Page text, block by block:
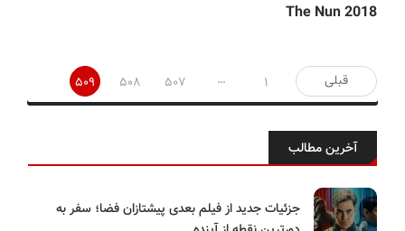
The Nun 2018
صفحه‌بندی
نوشته‌ها
قبلی 1
…
507
508
509
آخرین مطالب
جزئیات جدید از فیلم بعدی پیشتازان فضا؛ سفر به